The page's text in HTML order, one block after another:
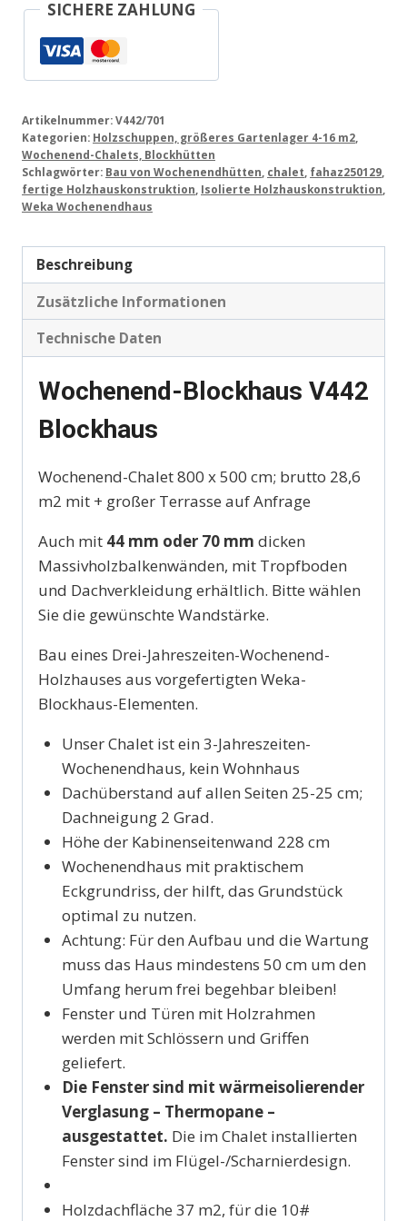
SICHERE ZAHLUNG
Artikelnummer:V442/701
Kategorien: Holzschuppen, größeres Gartenlager 4-16 m2
Wochenend-Chalets, Blockhütten
Schlagwörter: Bau von Wochenendhütten chalet fahaz250129
fertige Holzhauskonstruktion Isolierte Holzhauskonstruktion
Weka Wochenendhaus
Beschreibung
Zusätzliche Informationen
Technische Daten
Wochenend-Blockhaus V442
Blockhaus
Wochenend-Chalet 800 x 500 cm; brutto 28,6
m2 mit + großer Terrasse auf Anfrage
Auch mit 44 mm oder 70 mm dicken
Massivholzbalkenwänden, mit Tropfboden
und Dachverkleidung erhältlich. Bitte wählen
Sie die gewünschte Wandstärke.
Bau eines Drei-Jahreszeiten-Wochenend-
Holzhauses aus vorgefertigten Weka-
Blockhaus-Elementen.
Unser Chalet ist ein 3-Jahreszeiten-
Wochenendhaus, kein Wohnhaus
Dachüberstand auf allen Seiten 25-25 cm;
Dachneigung 2 Grad.
Höhe der Kabinenseitenwand 228 cm
Wochenendhaus mit praktischem
Eckgrundriss, der hilft, das Grundstück
optimal zu nutzen.
Achtung: Für den Aufbau und die Wartung
muss das Haus mindestens 50 cm um den
Umfang herum frei begehbar bleiben!
Fenster und Türen mit Holzrahmen
werden mit Schlössern und Griffen
geliefert.
Die Fenster sind mit wärmeisolierender
Verglasung – Thermopane –
ausgestattet. Die im Chalet installierten
Fenster sind im Flügel-/Scharnierdesign.
Holzdachfläche 37 m2, für die 10#